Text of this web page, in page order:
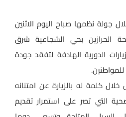
جولة نظمها صباح اليوم الاثنين
الحرازين بحي الشجاعية شرق
الدورية الهادفة لتفقد جودة
كلمة له بالزيارة عن امتنانه
التي تصر على استمرار تقديم